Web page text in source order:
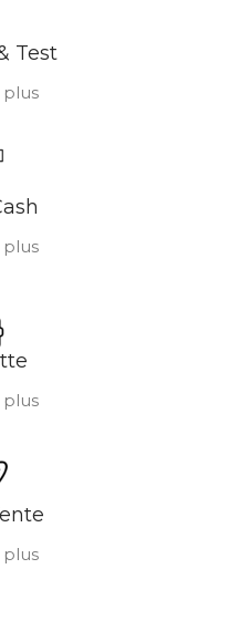
Test
plus
plus
plus
plus